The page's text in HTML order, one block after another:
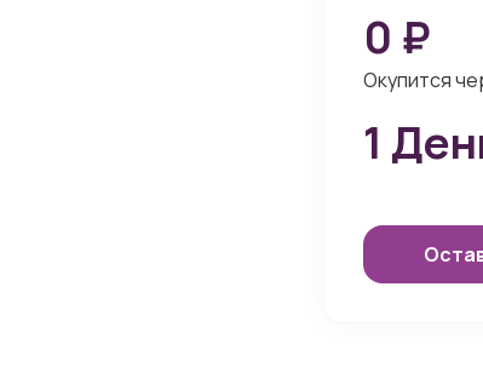
0 ₽
Окупится
1